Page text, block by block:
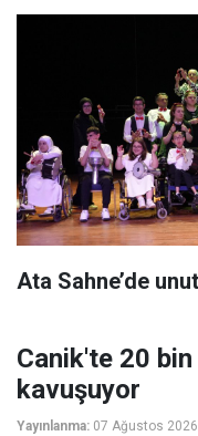
Ata Sahne’de
Canik'te 20
kavuşuyor
Yayınlanma: 07 Ağustos